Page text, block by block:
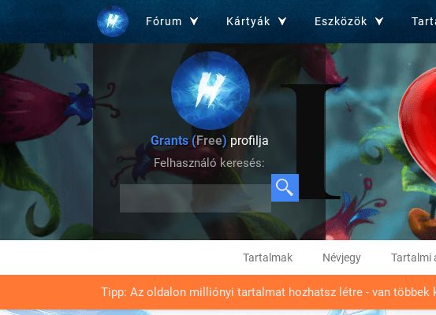
Fórum Kártyák Eszközök
Grants (Free) profilja
Felhasználó keresés:
Tartalmak Névjegy Tartalmi
Tipp: Az oldalon milliónyi tartalmat hozhatsz létre - van